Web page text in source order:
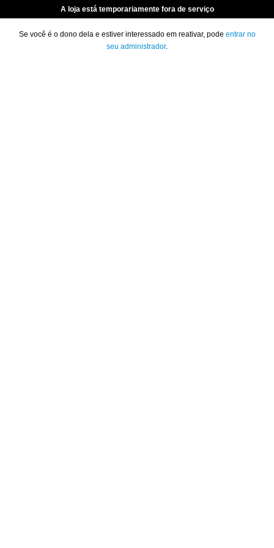
A loja está temporariamente fora de serviço
Se você é o dono dela e estiver interessado em reativar, pode entrar no
seu administrador.